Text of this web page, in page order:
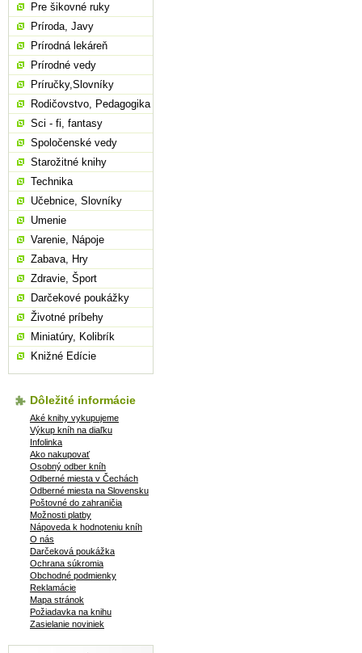
Pre šikovné ruky
Príroda, Javy
Prírodná lekáreň
Prírodné vedy
Príručky,Slovníky
Rodičovstvo, Pedagogika
Sci - fi, fantasy
Spoločenské vedy
Starožitné knihy
Technika
Učebnice, Slovníky
Umenie
Varenie, Nápoje
Zabava, Hry
Zdravie, Šport
Darčekové poukážky
Životné príbehy
Miniatúry, Kolibrík
Knižné Edície
Dôležité informácie
Aké knihy vykupujeme
Výkup kníh na diaľku
Infolinka
Ako nakupovať
Osobný odber kníh
Odberné miesta v Čechách
Odberné miesta na Slovensku
Poštovné do zahraničia
Možnosti platby
Nápoveda k hodnoteniu kníh
O nás
Darčeková poukážka
Ochrana súkromia
Obchodné podmienky
Reklamácie
Mapa stránok
Požiadavka na knihu
Zasielanie noviniek